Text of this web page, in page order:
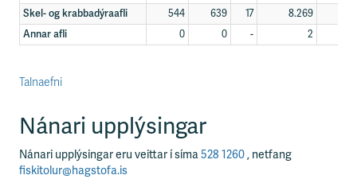
Skel- og krabbadýraafli
544 639 17 8.269
Annar afli
0 0 - 2
Talnaefni
Nánari upplýsingar
Nánari upplýsingar eru veittar í síma528 1260, netfang
fiskitolur@hagstofa.is